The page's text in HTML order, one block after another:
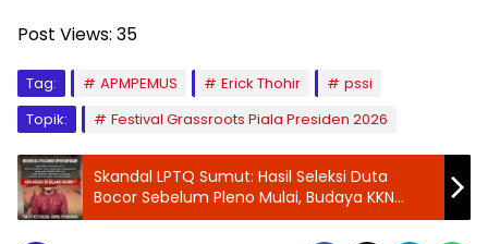
Post Views: 35
Tag: APMPEMUS Erick Thohir
pssi
Topik:
Festival Grassroots Piala Presiden 2026
Skandal LPTQ Sumut: Hasil Seleksi Duta
Bocor Sebelum Pleno Mulai, Budaya KKN
Diduga Merajalela!